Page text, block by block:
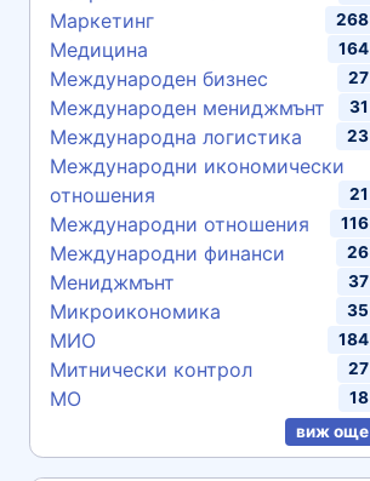
Маркетинг 268
Медицина 164
Международен бизнес 27
Международен мениджмънт 31
Международна логистика 23
Международни икономически
отношения
21
Международни отношения 116
Международни финанси 26
Мениджмънт 37
Микроикономика 35
МИО 184
Митнически контрол 27
МО
18
виж още